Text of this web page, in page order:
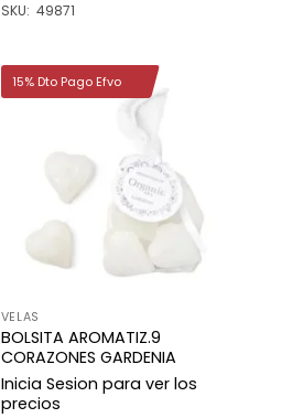
SKU: 49871
deseos
VELAS
BOLSITA AROMATIZ.9
CORAZONES GARDENIA
Inicia Sesion para ver los
precios
15% Dto Pago Efvo